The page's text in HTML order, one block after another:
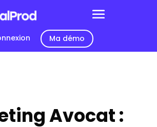
Ma démo
Avocat :